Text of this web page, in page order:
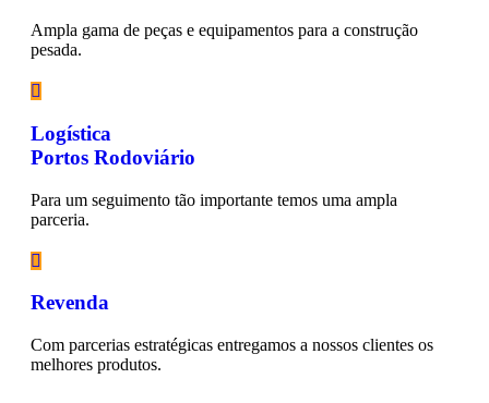
Ampla gama de peças e equipamentos para a construção
pesada.
Logística
Portos Rodoviário
Para um seguimento tão importante temos uma ampla
parceria.
Revenda
Com parcerias estratégicas entregamos a nossos clientes os
melhores produtos.